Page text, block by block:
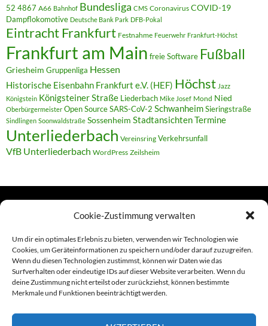
Cookie-Zustimmung verwalten
Um dir ein optimales Erlebnis zu bieten, verwenden wir Technologien wie
Cookies, um Geräteinformationen zu speichern und/oder darauf zuzugreifen.
Wenn du diesen Technologien zustimmst, können wir Daten wie das
Surfverhalten oder eindeutige IDs auf dieser Website verarbeiten. Wenn du
deine Zustimmung nicht erteilst oder zurückziehst, können bestimmte
Merkmale und Funktionen beeinträchtigt werden.
52 4867 A66 Bahnhof Bundesliga CMS Coronavirus COVID-19
Dampflokomotive Deutsche Bank Park DFB-Pokal
Eintracht Frankfurt Festnahme Feuerwehr Frankfurt-Höchst
Frankfurt am Main freie Software Fußball
Griesheim Gruppenliga Hessen
Historische Eisenbahn Frankfurt e.V. (HEF) Höchst Jazz
Königstein Königsteiner Straße Liederbach Mike Josef Mond Nied
Oberbürgermeister Open SourceSARS-CoV-2 SchwanheimSieringstraße
Sindlingen Soonwaldstraße Sossenheim StadtansichtenTermine
Unterliederbach Vereinsring Verkehrsunfall
VfB Unterliederbach WordPress Zeilsheim
Links
Amiga (alt in Seite)
Amiga-News